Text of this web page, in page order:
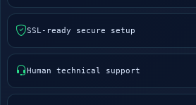
SSL-ready secure setup
Human technical support